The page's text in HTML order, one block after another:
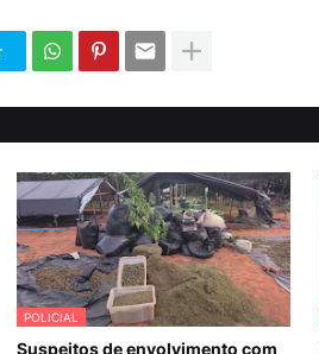
POLICIAL
Suspeitos de envolvimento com